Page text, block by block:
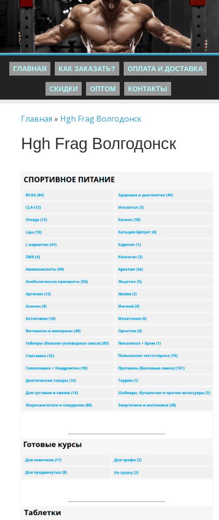
ГЛАВНАЯ КАК ЗАКАЗАТЬ? ОПЛАТА И ДОСТАВКА
СКИДКИ ОПТОМ КОНТАКТЫ
Главная » Hgh Frag Волгодонск
Hgh Frag Волгодонск